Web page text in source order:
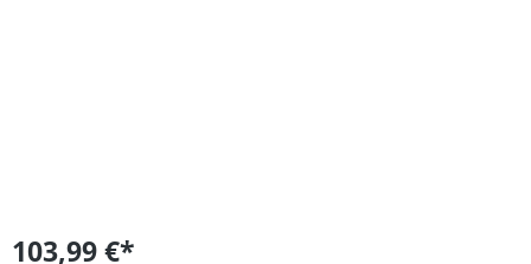
103,99 €*